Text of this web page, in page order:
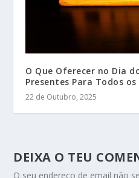
O Que Oferecer no Dia
Presentes Para Todos
22 de Outubro, 2025
DEIXA O TEU
O seu endereço de email não